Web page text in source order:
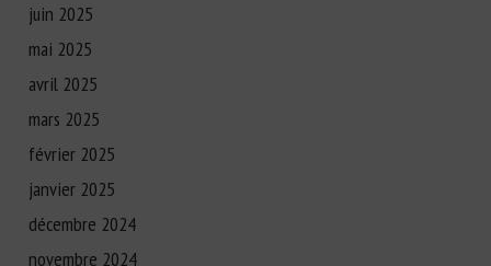
juin 2025
mai 2025
avril 2025
mars 2025
février 2025
janvier 2025
décembre 2024
novembre 2024